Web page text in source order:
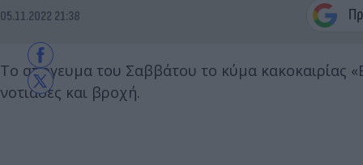
05.11.2022 21:38
Το απόγευμα του Σαββάτου το κύμα κακοκαιρίας
νοτιάδες και βροχή.